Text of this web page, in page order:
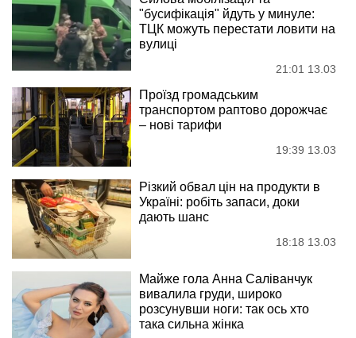
"бусифікація" йдуть у минуле:
ТЦК можуть перестати ловити на
вулиці
21:01 13.03
Проїзд громадським
транспортом раптово дорожчає
– нові тарифи
19:39 13.03
Різкий обвал цін на продукти в
Україні: робіть запаси, доки
дають шанс
18:18 13.03
Майже гола Анна Саліванчук
вивалила груди, широко
розсунувши ноги: так ось хто
така сильна жінка